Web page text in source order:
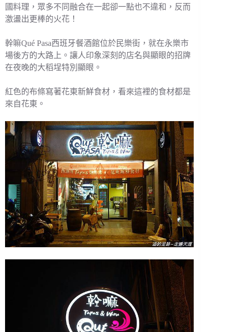
國料理，眾多不同融合在一起卻一點也不違和，反而
激盪出更棒的火花！
幹嘛Qué Pasa西班牙餐酒館位於民樂街，就在永樂市
場後方的大路上。讓人印象深刻的店名與顯眼的招牌
在夜晚的大稻埕特別顯眼。
紅色的布條寫著花東新鮮食材，看來這裡的食材都是
來自花東。